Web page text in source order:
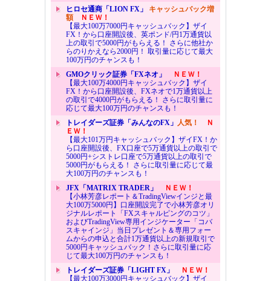
ヒロセ通商「LION FX」 キャッシュバック増
額ＮＥＷ！
【最大100万7000円キャッシュバック】ザイ
FX！から口座開設後、英ポンド/円1万通貨以
上の取引で5000円がもらえる！ さらに他社か
らのりかえなら2000円！ 取引量に応じて最大
100万円のチャンスも！
GMOクリック証券「FXネオ」
ＮＥＷ！
【最大100万4000円キャッシュバック】ザイ
FX！から口座開設後、FXネオで1万通貨以上
の取引で4000円がもらえる！ さらに取引量に
応じて最大100万円のチャンスも！
トレイダーズ証券「みんなのFX」 人気！
Ｎ
ＥＷ！
【最大101万円キャッシュバック】ザイFX！か
ら口座開設後、FX口座で5万通貨以上の取引で
5000円+シストレ口座で5万通貨以上の取引で
5000円がもらえる！ さらに取引量に応じて最
大100万円のチャンスも！
JFX「MATRIX TRADER」
ＮＥＷ！
【小林芳彦レポート＆TradingViewインジと最
大100万5000円】口座開設完了で小林芳彦オリ
ジナルレポート「FXスキャルピングのコツ」
およびTradingView専用インジケーター「コバ
スキャインジ」当日プレゼント＆専用フォー
ムからの申込と合計1万通貨以上の新規取引で
5000円キャッシュバック！さらに取引量に応
じて最大100万円のチャンスも！
トレイダーズ証券「LIGHT FX」
ＮＥＷ！
【最大100万3000円キャッシュバック】ザイ